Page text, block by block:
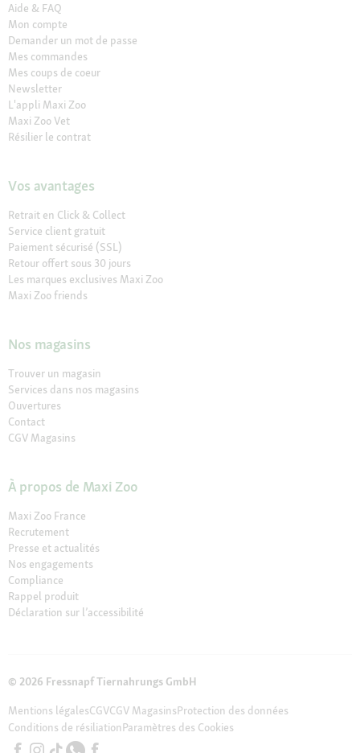
Aide & FAQ
Mon compte
Demander un mot de passe
Mes commandes
Mes coups de coeur
Newsletter
L'appli Maxi Zoo
Maxi Zoo Vet
Résilier le contrat
Vos avantages
Retrait en Click & Collect
Service client gratuit
Paiement sécurisé (SSL)
Retour offert sous 30 jours
Les marques exclusives Maxi Zoo
Maxi Zoo friends
Nos magasins
Trouver un magasin
Services dans nos magasins
Ouvertures
Contact
CGV Magasins
À propos de Maxi Zoo
Maxi Zoo France
Recrutement
Presse et actualités
Nos engagements
Compliance
Rappel produit
Déclaration sur l’accessibilité
© 2026 Fressnapf Tiernahrungs GmbH
Mentions légalesCGVCGV MagasinsProtection des données
Conditions de résiliationParamètres des Cookies